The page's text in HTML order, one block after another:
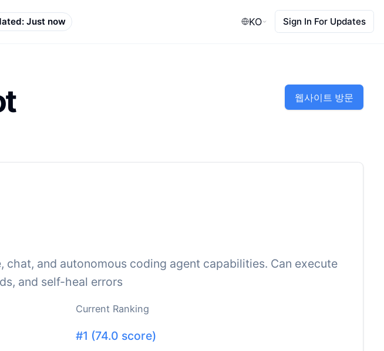
Just now KO Sign In For Updates
웹사이트 방문
and autonomous coding agent capabilities. Can execute
and self-heal errors
Current Ranking
#1 (74.0 score)